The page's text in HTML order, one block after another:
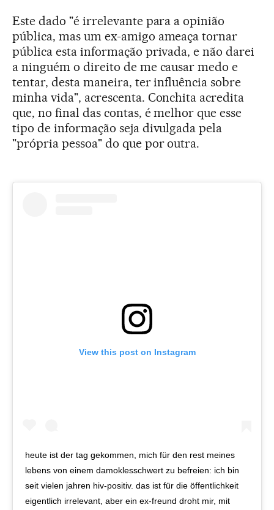
Este dado "é irrelevante para a opinião
pública, mas um ex-amigo ameaça tornar
pública esta informação privada, e não darei
a ninguém o direito de me causar medo e
tentar, desta maneira, ter influência sobre
minha vida", acrescenta. Conchita acredita
que, no final das contas, é melhor que esse
tipo de informação seja divulgada pela
"própria pessoa" do que por outra.
View this post on Instagram
heute ist der tag gekommen, mich für den rest meines
lebens von einem damoklesschwert zu befreien: ich bin
seit vielen jahren hiv-positiv. das ist für die öffentlichkeit
eigentlich irrelevant, aber ein ex-freund droht mir, mit